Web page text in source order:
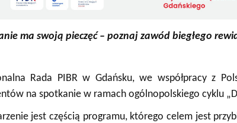
ma swoją pieczęć – poznaj zawód biegłego
Rada PIBR w Gdańsku, we współpracy z
na spotkanie w ramach ogólnopolskiego cyklu
jest częścią programu, którego celem jest